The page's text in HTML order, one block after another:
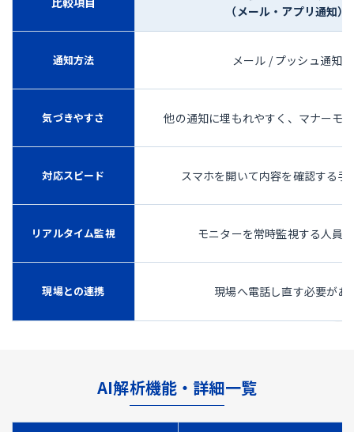
（メール・アプリ通知）
通知方法 メール / プッシュ通知
気づきやすさ 他の通知に埋もれやすく、マナーモ
対応スピード スマホを開いて内容を確認する手
リアルタイム監視 モニターを常時監視する人員
現場との連携 現場へ電話し直す必要があ
AI解析機能・詳細一覧